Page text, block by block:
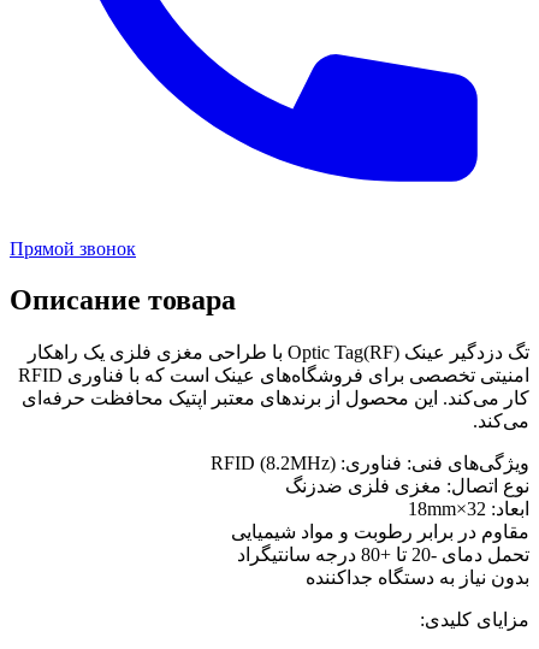
Прямой звонок
Описание товара
تگ دزدگیر عینک Optic Tag(RF) با طراحی مغزی فلزی یک راهکار
امنیتی تخصصی برای فروشگاه‌های عینک است که با فناوری RFID
کار می‌کند. این محصول از برندهای معتبر اپتیک محافظت حرفه‌ای
می‌کند.
ویژگی‌های فنی: فناوری: RFID (8.2MHz)
نوع اتصال: مغزی فلزی ضدزنگ
ابعاد: 32×18mm
مقاوم در برابر رطوبت و مواد شیمیایی
تحمل دمای -20 تا +80 درجه سانتیگراد
بدون نیاز به دستگاه جداکننده
مزایای کلیدی: